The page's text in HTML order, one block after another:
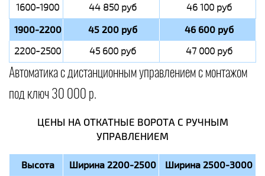
1600-1900 44 850 руб 46 100 руб
1900-2200 45 200 руб 46 600 руб
2200-2500 45 600 руб 47 000 руб
Автоматика с дистанционным управлением с монтажом
под ключ 30 000 р.
ЦЕНЫ НА ОТКАТНЫЕ ВОРОТА С РУЧНЫМ
УПРАВЛЕНИЕМ
Высота Ширина 2200-2500 Ширина 2500-3000